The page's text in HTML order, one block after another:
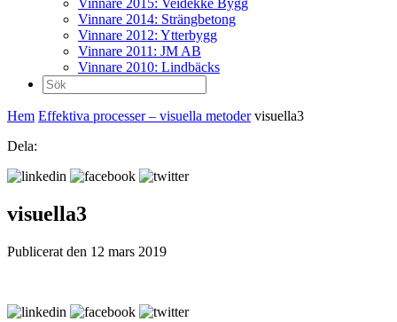
Vinnare 2015: Veidekke Bygg
Vinnare 2014: Strängbetong
Vinnare 2012: Ytterbygg
Vinnare 2011: JM AB
Vinnare 2010: Lindbäcks
Sök
efter:
Hem Effektiva processer – visuella metoder visuella3
Dela:
visuella3
Publicerat den 12 mars 2019